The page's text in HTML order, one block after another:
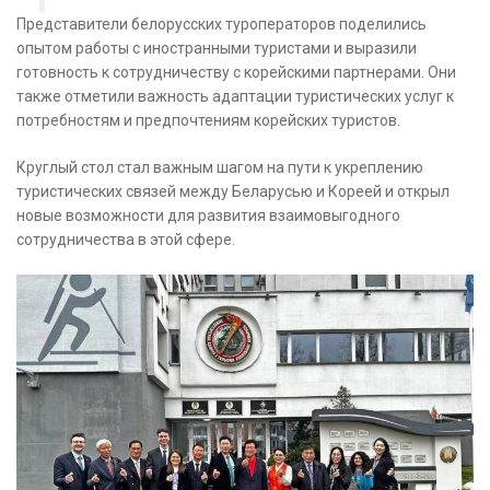
Представители белорусских туроператоров поделились
опытом работы с иностранными туристами и выразили
готовность к сотрудничеству с корейскими партнерами. Они
также отметили важность адаптации туристических услуг к
потребностям и предпочтениям корейских туристов.
Круглый стол стал важным шагом на пути к укреплению
туристических связей между Беларусью и Кореей и открыл
новые возможности для развития взаимовыгодного
сотрудничества в этой сфере.